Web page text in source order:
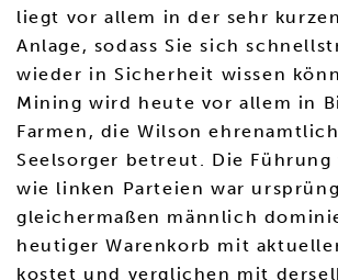
liegt vor allem in der sehr
Anlage, sodass Sie sich
wieder in Sicherheit wissen
Mining wird heute vor allem in
Farmen, die Wilson
Seelsorger betreut. Die
wie linken Parteien war
gleichermaßen männlich
heutiger Warenkorb mit
kostet und verglichen mit